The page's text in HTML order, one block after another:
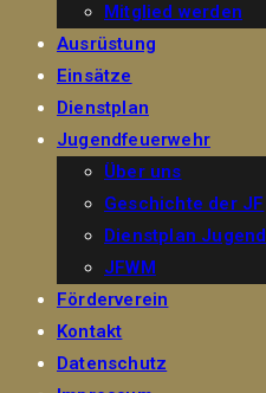
Mitglied werden
Ausrüstung
Einsätze
Dienstplan
Jugendfeuerwehr
Über uns
Geschichte der JF
Dienstplan Jugend
JFWM
Förderverein
Kontakt
Datenschutz